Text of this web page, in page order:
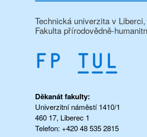
Technická univerzita v Liberci,
Fakulta přírodovědně-
Děkanát fakulty:
Univerzitní náměstí 1410/1
460 17, Liberec 1
Telefon: +420 48 535 2815